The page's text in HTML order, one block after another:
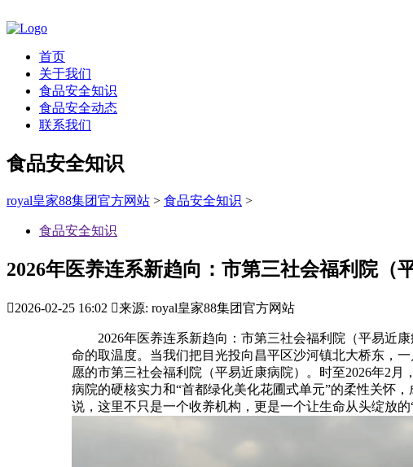
首页
关于我们
食品安全知识
食品安全动态
联系我们
食品安全知识
royal皇家88集团官方网站 > 食品安全知识 >
食品安全知识
2026年医养连系新趋向：市第三社会福利院（
2026-02-25 16:02 来源: royal皇家88集团官方网站
2026年医养连系新趋向：市第三社会福利院（平易近康
命的取温度。当我们把目光投向昌平区沙河镇北大桥东，
愿的市第三社会福利院（平易近康病院）。时至2026年2
病院的硬核实力和“首都绿化美化花圃式单元”的柔性关怀
说，这里不只是一个收养机构，更是一个让生命从头绽放